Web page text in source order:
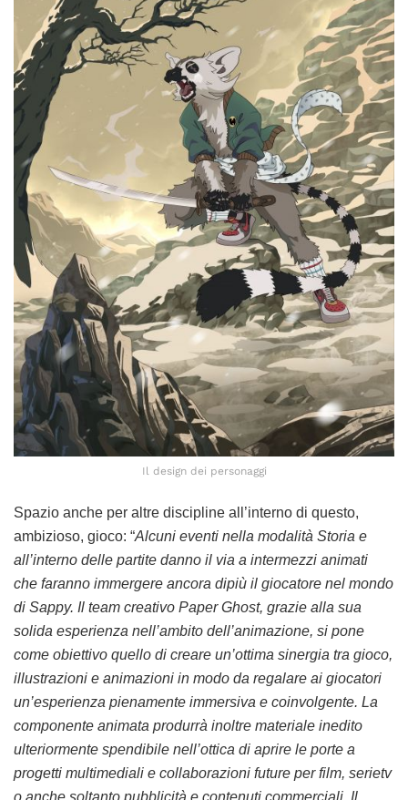
Il design dei personaggi
Spazio anche per altre discipline all’interno di questo,
ambizioso, gioco: “Alcuni eventi nella modalità Storia e
all’interno delle partite danno il via a intermezzi animati
che faranno immergere ancora dipiù il giocatore nel mondo
di Sappy. Il team creativo Paper Ghost, grazie alla sua
solida esperienza nell’ambito dell’animazione, si pone
come obiettivo quello di creare un’ottima sinergia tra gioco,
illustrazioni e animazioni in modo da regalare ai giocatori
un’esperienza pienamente immersiva e coinvolgente. La
componente animata produrrà inoltre materiale inedito
ulteriormente spendibile nell’ottica di aprire le porte a
progetti multimediali e collaborazioni future per film, serietv
o anche soltanto pubblicità e contenuti commerciali. Il